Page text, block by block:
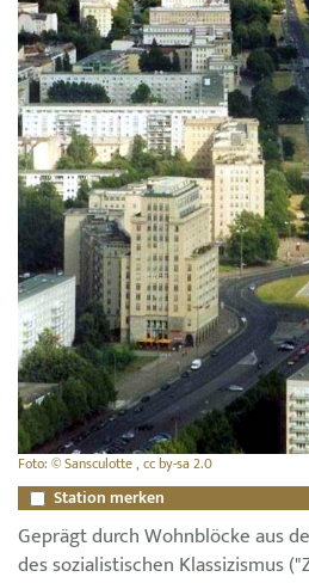
Foto: © Sansculotte , cc by-sa 2.0
Station merken
Geprägt durch Wohnblöcke aus
des sozialistischen Klassizismus